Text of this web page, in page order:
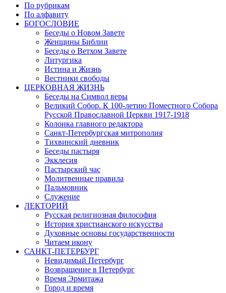
По рубрикам
По алфавиту
БОГОСЛОВИЕ
Беседы о Новом Завете
Женщины Библии
Беседы о Ветхом Завете
Литургика
Истина и Жизнь
Вестники свободы
ЦЕРКОВНАЯ ЖИЗНЬ
Беседы на Символ веры
Великий Собор. К 100-летию Поместного Собора
Русской Православной Церкви 1917-1918
Колонка главного редактора
Санкт-Петербургская митрополия
Тихвинский дневник
Беседы пастыря
Экклесия
Пастырский час
Молитвенные правила
Пальмовник
Служение
ЛЕКТОРИЙ
Русская религиозная философия
История христианского искусства
Духовные основы государственности
Читаем икону
САНКТ-ПЕТЕРБУРГ
Невидимый Петербург
Возвращение в Петербург
Время Эрмитажа
Город и время